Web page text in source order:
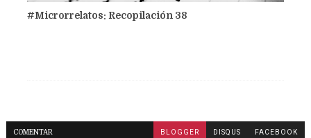
#Microrrelatos: Recopilación 38
COMENTAR BLOGGER DISQUS FACEBOOK